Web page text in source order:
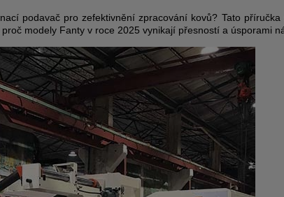
podavač pro zefektivnění zpracování kovů? Tato příručka
modely Fanty v roce 2025 vynikají přesností a úsporami